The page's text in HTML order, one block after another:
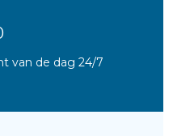
van de dag 24/7